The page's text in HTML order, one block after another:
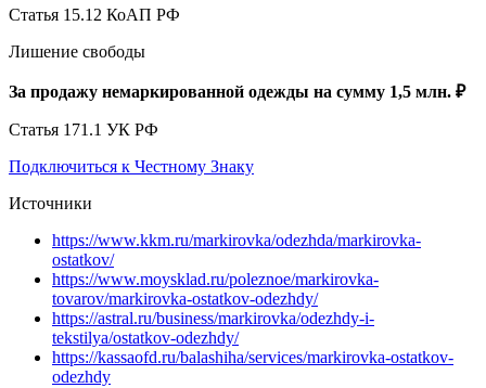
Статья 15.12 КоАП РФ
Лишение свободы
За продажу немаркированной одежды на сумму 1,5 млн. ₽
Статья 171.1 УК РФ
Подключиться к Честному Знаку
Источники
https://www.kkm.ru/markirovka/odezhda/markirovka-
ostatkov/
https://www.moysklad.ru/poleznoe/markirovka-
tovarov/markirovka-ostatkov-odezhdy/
https://astral.ru/business/markirovka/odezhdy-i-
tekstilya/ostatkov-odezhdy/
https://kassaofd.ru/balashiha/services/markirovka-ostatkov-
odezhdy